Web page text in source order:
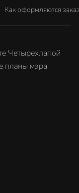
Как оформляются
Четырехлапой
планы мэра